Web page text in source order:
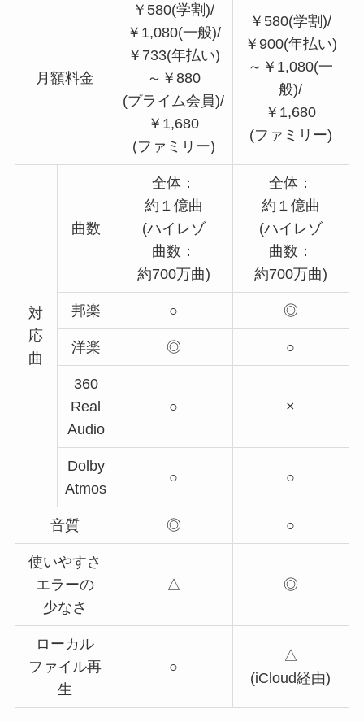
月額料金
￥580(学割)/
￥1,080(一般)/
￥733(年払い)
～￥880
(プライム会員)/
￥1,680
(ファミリー)
￥580(学割)/
￥900(年払い)
～￥1,080(一
般)/
￥1,680
(ファミリー)
対
応
曲
曲数
全体：
約１億曲
(ハイレゾ
曲数：
約700万曲)
全体：
約１億曲
(ハイレゾ
曲数：
約700万曲)
邦楽 ○ ◎
洋楽 ◎ ○
360
Real
Audio
○ ×
Dolby
Atmos
○ ○
音質 ◎ ○
使いやすさ
エラーの
少なさ
△ ◎
ローカル
ファイル再
生
○
△
(iCloud経由)